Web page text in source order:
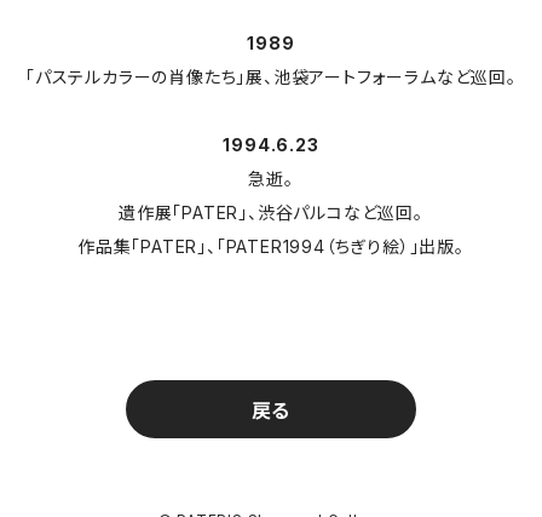
1989
「パステルカラーの肖像たち」展、池袋アートフォーラムなど巡回。
1994.6.23
急逝。
遺作展「PATER」、渋谷パルコなど巡回。
作品集「PATER」、「PATER1994（ちぎり絵）」出版。
戻る